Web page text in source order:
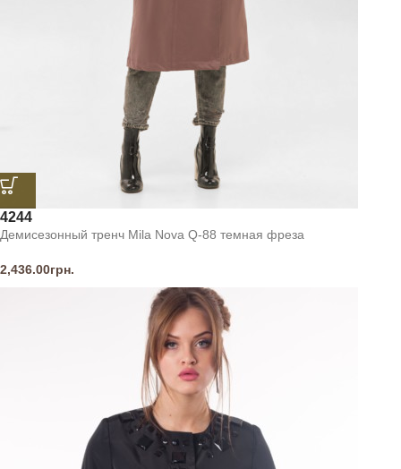
4244
Демисезонный тренч Mila Nova Q-88 темная фреза
2,436.00грн.